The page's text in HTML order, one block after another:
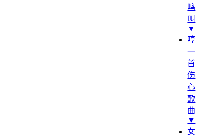
鸣
叫
▼
哼
一
首
伤
心
歌
曲
▼
女